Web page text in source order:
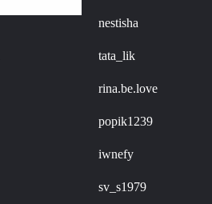
nestisha
tata_lik
rina.be.love
popik1239
iwnefy
sv_s1979